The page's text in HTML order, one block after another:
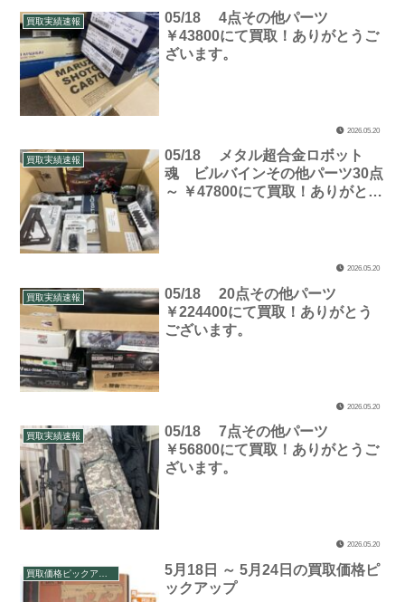
買取実績速報
05/18 4点その他パーツ
￥43800にて買取！ありがとうご
ざいます。
2026.05.20
買取実績速報
05/18 メタル超合金ロボット
魂 ビルバインその他パーツ30点
～ ￥47800にて買取！ありがとう
2026.05.20
買取実績速報
05/18 20点その他パーツ
￥224400にて買取！ありがとう
ございます。
2026.05.20
買取実績速報
05/18 7点その他パーツ
￥56800にて買取！ありがとうご
ざいます。
2026.05.20
5月18日 ～ 5月24日の買取価格ピ
ックアップ